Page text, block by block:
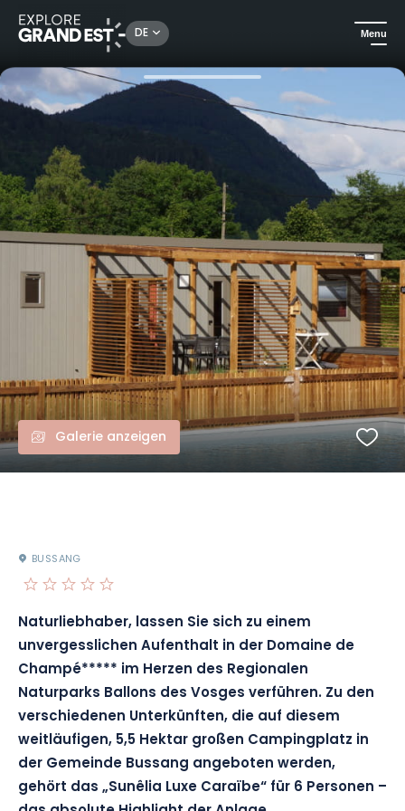
DE Menu
Sehenswertes in der Region Grand Est Camping und Unterkünfte in freier Natur
Galerie anzeigen
BUSSANG
Naturliebhaber, lassen Sie sich zu einem
unvergesslichen Aufenthalt in der Domaine de
Champé***** im Herzen des Regionalen
Naturparks Ballons des Vosges verführen. Zu den
verschiedenen Unterkünften, die auf diesem
weitläufigen, 5,5 Hektar großen Campingplatz in
der Gemeinde Bussang angeboten werden,
gehört das „Sunêlia Luxe Caraïbe“ für 6 Personen –